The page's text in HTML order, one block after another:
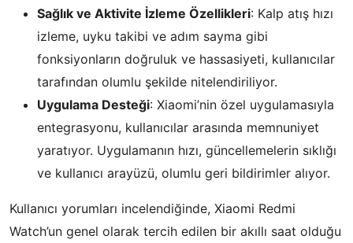
Sağlık ve Aktivite İzleme Özellikleri: Kalp atış hızı
izleme, uyku takibi ve adım sayma gibi
fonksiyonların doğruluk ve hassasiyeti, kullanıcılar
tarafından olumlu şekilde nitelendiriliyor.
Uygulama Desteği: Xiaomi’nin özel uygulamasıyla
entegrasyonu, kullanıcılar arasında memnuniyet
yaratıyor. Uygulamanın hızı, güncellemelerin sıklığı
ve kullanıcı arayüzü, olumlu geri bildirimler alıyor.
Kullanıcı yorumları incelendiğinde, Xiaomi Redmi
Watch’un genel olarak tercih edilen bir akıllı saat olduğu